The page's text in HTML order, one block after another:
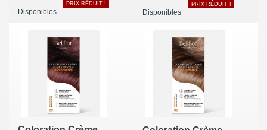
PRIX RÉDUIT !
Disponibles
PRIX RÉDUIT !
Disponibles